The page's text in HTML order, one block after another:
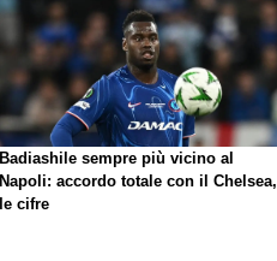
Badiashile sempre più vicino al
Napoli: accordo totale con il Chelsea,
le cifre